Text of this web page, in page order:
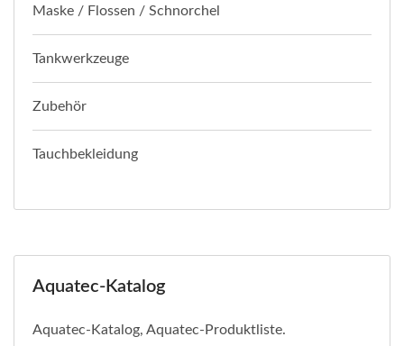
Maske / Flossen / Schnorchel
Tankwerkzeuge
Zubehör
Tauchbekleidung
Aquatec-Katalog
Aquatec-Katalog, Aquatec-Produktliste.